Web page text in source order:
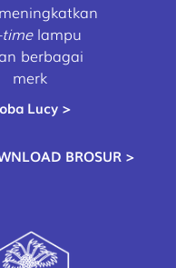
lampu
berbagai
merk
Lucy >
BROSUR >